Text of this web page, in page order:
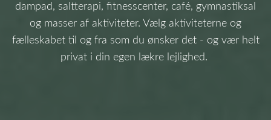
dampad, saltterapi, fitnesscenter, café, gymnastiksal
og masser af aktiviteter. Vælg aktiviteterne og
fælleskabet til og fra som du ønsker det - og vær helt
privat i din egen lækre lejlighed.